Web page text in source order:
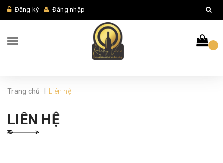
Đăng ký Đăng nhập
Trang chủ Liên hệ
LIÊN HỆ